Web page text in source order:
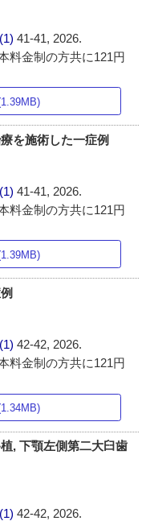
41-41, 2026.
料金制の方共に121円
を施術した一症例
41-41, 2026.
料金制の方共に121円
42-42, 2026.
料金制の方共に121円
, 下顎左側第二大臼歯
42-42, 2026.